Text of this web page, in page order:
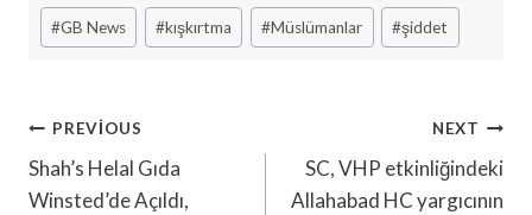
Post
Tags:
#GB News #kışkırtma #Müslümanlar #şiddet
Yazı
Gezinmesi
PREVIOUS
Shah’s Helal Gıda
Winsted’de Açıldı,
NEXT
SC, VHP etkinliğindeki
Allahabad HC yargıcının